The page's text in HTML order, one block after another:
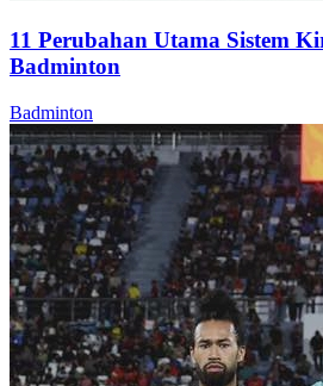
11 Perubahan Utama Sistem
Badminton
Badminton